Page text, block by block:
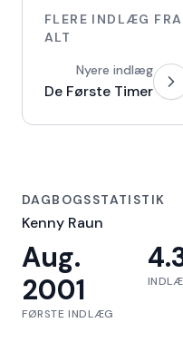
FLERE INDLÆG FRA
ALT
Nyere indlæg
De Første Timer
DAGBOGSSTATISTIK
Kenny Raun
Aug.
2001
FØRSTE INDLÆG